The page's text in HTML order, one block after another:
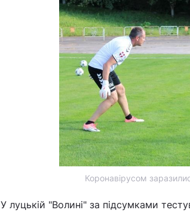
Коронавірусом
У луцькій "Волині" за підсумками